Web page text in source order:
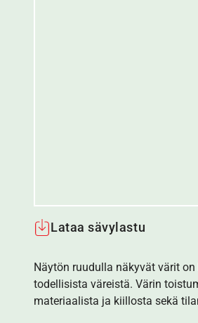
Lataa sävylastu
Näytön ruudulla näkyvät värit
todellisista väreistä. Värin
materiaalista ja kiillosta sekä